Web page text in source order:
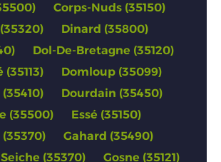
Corps-Nuds (35150)
Dinard (35800)
Dol-De-Bretagne (35120)
Domloup (35099)
Dourdain (35450)
(35500)
Essé (35150)
Gahard (35490)
(35370)
Gosne (35121)